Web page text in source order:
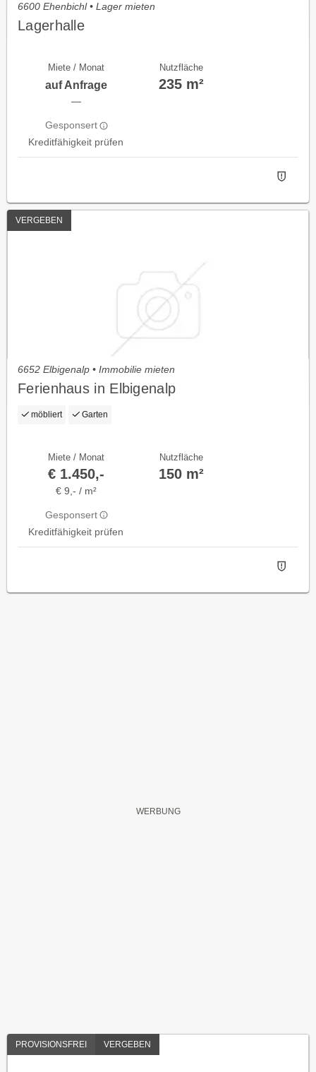
6600 Ehenbichl • Lager mieten
Lagerhalle
Miete / Monat
auf Anfrage
—
Gesponsert
Kreditfähigkeit prüfen
Nutzfläche
235 m²
VERGEBEN
6652 Elbigenalp • Immobilie mieten
Ferienhaus in Elbigenalp
möbliert Garten
Miete / Monat
€ 1.450,-
€ 9,- / m²
Gesponsert
Kreditfähigkeit prüfen
Nutzfläche
150 m²
PROVISIONSFREI VERGEBEN